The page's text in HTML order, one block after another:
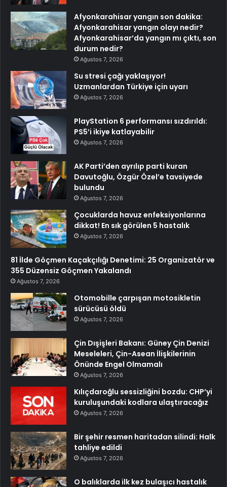
Afyonkarahisar yangın son dakika:
Afyonkarahisar yangın olayı nedir?
Afyonkarahisar’da yangın mı çıktı, son
durum nedir?
Ağustos 7, 2026
Su stresi çağı yaklaşıyor!
Uzmanlardan Türkiye için uyarı
Ağustos 7, 2026
PlayStation 6 performansı sızdırıldı:
PS5’i ikiye katlayabilir
Ağustos 7, 2026
AK Parti’den ayrılıp parti kuran
Davutoğlu, Özgür Özel’e tavsiyede
bulundu
Ağustos 7, 2026
Çocuklarda havuz enfeksiyonlarına
dikkat! En sık görülen 5 hastalık
Ağustos 7, 2026
81 İlde Göçmen Kaçakçılığı Denetimi: 25 Organizatör ve
355 Düzensiz Göçmen Yakalandı
Ağustos 7, 2026
Otomobille çarpışan motosikletin
sürücüsü öldü
Ağustos 7, 2026
Çin Dışişleri Bakanı: Güney Çin Denizi
Meseleleri, Çin-Asean İlişkilerinin
Önünde Engel Olmamalı
Ağustos 7, 2026
Kılıçdaroğlu sessizliğini bozdu: CHP’yi
kuruluşundaki kodlara ulaştıracağız
Ağustos 7, 2026
Bir şehir resmen haritadan silindi: Halk
tahliye edildi
Ağustos 7, 2026
O balıklarda ilk kez bulaşıcı hastalık